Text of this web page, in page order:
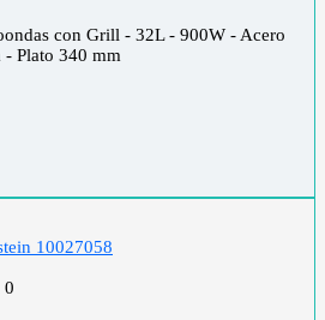
con Grill - 32L - 900W - Acero
Plato 340 mm
0